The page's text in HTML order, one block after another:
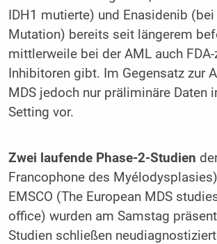
IDH1 mutierte) und Enasidenib (bei
Mutation) bereits seit längerem
mittlerweile bei der AML auch
Inhibitoren gibt. Im Gegensatz zur
MDS jedoch nur präliminäre Daten
Setting vor.
Zwei laufende Phase-2-Studien
Francophone des
EMSCO (The European MDS
office) wurden am Samstag
Studien schließen